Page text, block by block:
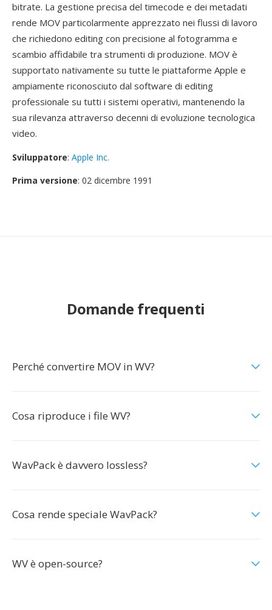
bitrate. La gestione precisa del timecode e dei metadati
rende MOV particolarmente apprezzato nei flussi di lavoro
che richiedono editing con precisione al fotogramma e
scambio affidabile tra strumenti di produzione. MOV è
supportato nativamente su tutte le piattaforme Apple e
ampiamente riconosciuto dal software di editing
professionale su tutti i sistemi operativi, mantenendo la
sua rilevanza attraverso decenni di evoluzione tecnologica
video.
Sviluppatore: Apple Inc.
Prima versione: 02 dicembre 1991
Domande frequenti
Perché convertire MOV in WV?
Cosa riproduce i file WV?
WavPack è davvero lossless?
Cosa rende speciale WavPack?
WV è open-source?